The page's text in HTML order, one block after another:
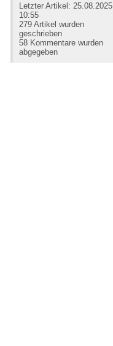
Letzter Artikel: 25.08.2025
10:55
279Artikel wurden
geschrieben
58Kommentare wurden
abgegeben